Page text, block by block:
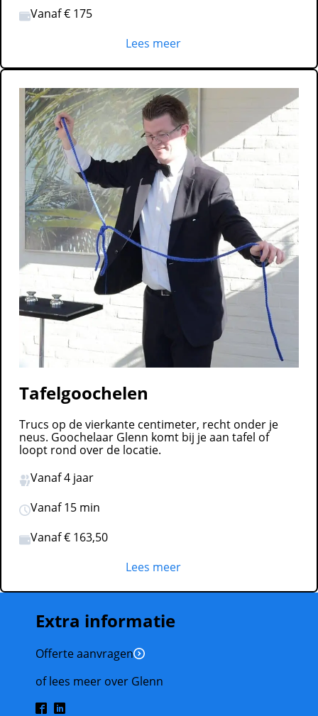
Vanaf € 175
Lees meer
Tafelgoochelen
Trucs op de vierkante centimeter, recht onder je
neus. Goochelaar Glenn komt bij je aan tafel of
loopt rond over de locatie.
Vanaf 4 jaar
Vanaf 15 min
Vanaf € 163,50
Lees meer
Extra informatie
Offerte aanvragen
of lees meer over Glenn